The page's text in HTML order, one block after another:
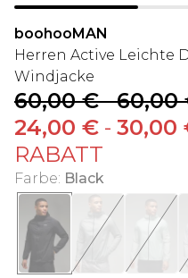
boohooMAN
Herren Active Leichte
Windjacke
60,00 €-60,00
24,00 € - 30,00
RABATT
Farbe: Black